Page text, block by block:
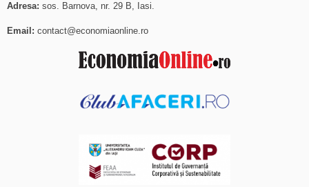
Adresa: sos. Barnova, nr. 29 B, Iasi.
Email: contact@economiaonline.ro